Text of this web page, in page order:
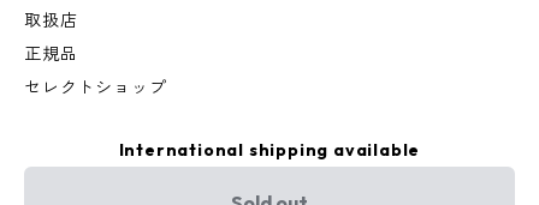
取扱店
正規品
セレクトショップ
International shipping available